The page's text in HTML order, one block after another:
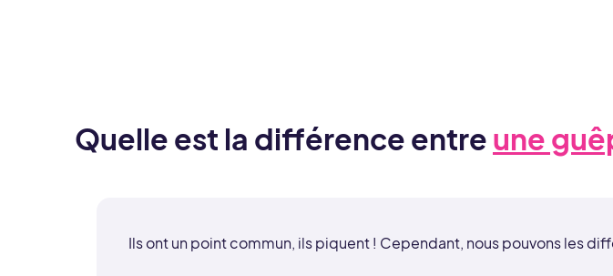
Quelle est la différence entre une
Ils ont un point commun, ils piquent ! Cependant, nous pouvons les